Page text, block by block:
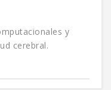
y
cerebral.